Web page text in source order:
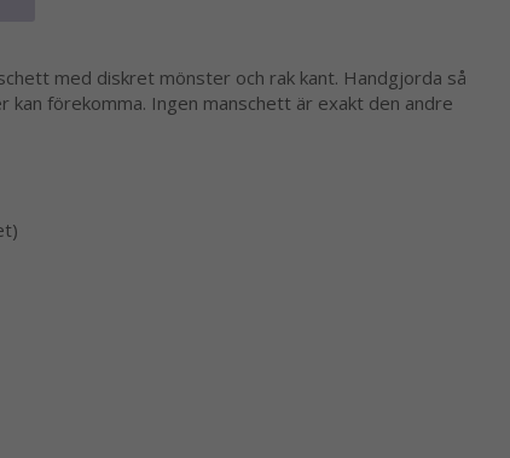
med diskret mönster och rak kant. Handgjorda så
kan förekomma. Ingen manschett är exakt den andre